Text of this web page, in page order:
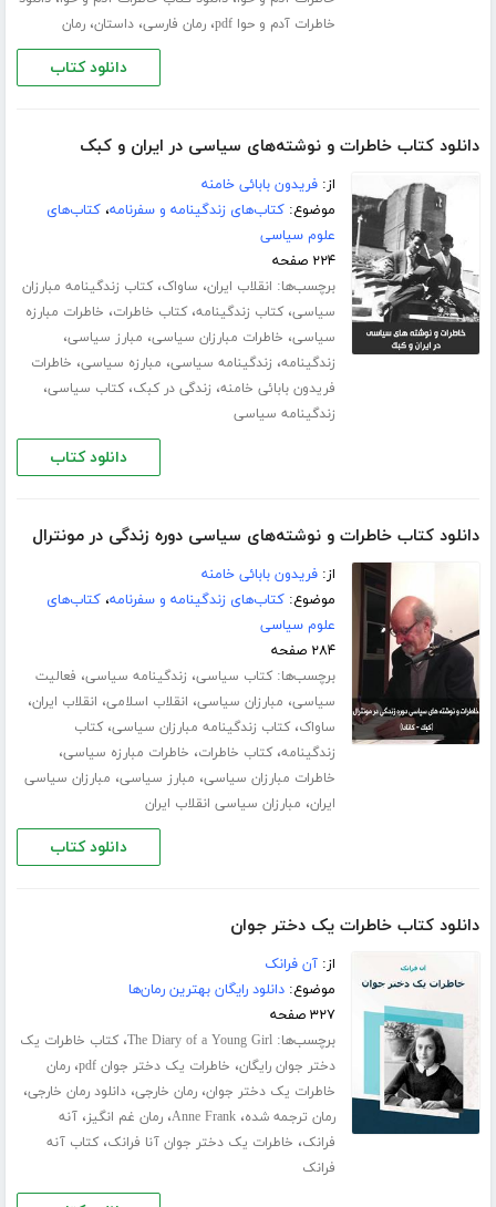
خاطرات آدم و حوا pdf
،رمان فارسی،داستان،رمان
دانلود کتاب
دانلود کتاب خاطرات و نوشته‌های سیاسی در ایران و کبک
از:فریدون بابائی خامنه
موضوع:کتاب‌های زندگینامه و سفرنامه،کتاب‌های
علوم سیاسی
۲۲۴ صفحه
برچسب‌ها: انقلاب ایران، ساواک،کتاب زندگینامه مبارزان
سیاسی،کتاب زندگینامه،کتاب خاطرات، خاطرات مبارزه
سیاسی، خاطرات مبارزان سیاسی، مبارز سیاسی،
زندگینامه، زندگینامه سیاسی، مبارزه سیاسی، خاطرات
فریدون بابائی خامنه، زندگی در کبک،کتاب سیاسی،
زندگینامه سیاسی
دانلود کتاب
دانلود کتاب خاطرات و نوشته‌های سیاسی دوره زندگی در مونترال
از:فریدون بابائی خامنه
موضوع:کتاب‌های زندگینامه و سفرنامه،کتاب‌های
علوم سیاسی
۲۸۴ صفحه
برچسب‌ها:کتاب سیاسی، زندگینامه سیاسی، فعالیت
سیاسی، مبارزان سیاسی، انقلاب اسلامی، انقلاب ایران،
ساواک،کتاب زندگینامه مبارزان سیاسی،کتاب
زندگینامه،کتاب خاطرات، خاطرات مبارزه سیاسی،
خاطرات مبارزان سیاسی، مبارز سیاسی، مبارزان سیاسی
ایران، مبارزان سیاسی انقلاب ایران
دانلود کتاب
دانلود کتاب خاطرات یک دختر جوان
از:آن فرانک
موضوع:دانلود رایگان بهترین رمان‌ها
۳۲۷ صفحه
برچسب‌ها:The Diary of a Young Girl،کتاب خاطرات یک
دختر جوان رایگان، خاطرات یک دختر جوان pdf ،رمان
خاطرات یک دختر جوان،رمان خارجی،دانلود رمان خارجی،
رمان ترجمه شده،Anne Frank،رمان غم انگیز،آنه
فرانک، خاطرات یک دختر جوان آنا فرانک،کتاب آنه
فرانک